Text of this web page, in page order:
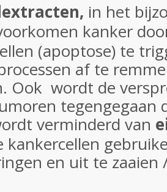
, in het
kanker
(apoptose) te
af te
Ook wordt de
tegengegaan
verminderd van
kankercellen
en uit te zaaien